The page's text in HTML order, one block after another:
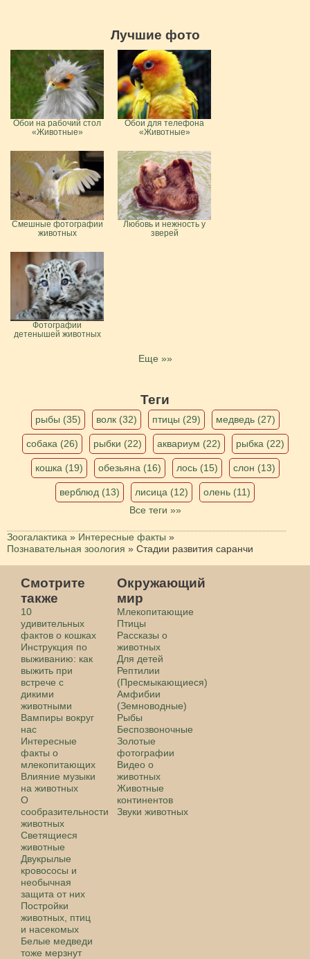
Лучшие фото
Обои на рабочий стол
«Животные»
Обои для телефона
«Животные»
Смешные фотографии
животных
Любовь и нежность у
зверей
Фотографии
детенышей животных
Еще »»
Теги
рыбы (35) волк (32) птицы (29) медведь (27)
собака (26) рыбки (22) аквариум (22) рыбка (22)
кошка (19) обезьяна (16) лось (15) слон (13)
верблюд (13) лисица (12)
олень (11)
Все теги »»
Зоогалактика » Интересные факты »
Познавательная зоология » Стадии развития саранчи
Смотрите
также
10
удивительных
фактов о кошках
Инструкция по
выживанию: как
выжить при
встрече с
дикими
животными
Вампиры вокруг
нас
Интересные
факты о
млекопитающих
Влияние музыки
на животных
О
сообразительности
животных
Светящиеся
животные
Двукрылые
кровососы и
необычная
защита от них
Постройки
животных, птиц
и насекомых
Белые медведи
тоже мерзнут
Окружающий
мир
Млекопитающие
Птицы
Рассказы о
животных
Для детей
Рептилии
(Пресмыкающиеся)
Амфибии
(Земноводные)
Рыбы
Беспозвоночные
Золотые
фотографии
Видео о
животных
Животные
континентов
Звуки животных